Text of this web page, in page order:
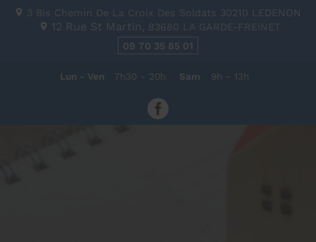
3 Bis Chemin De La Croix Des Soldats 30210 LEDENON
12 Rue St Martin, 83680
LA GARDE-FREINET
09 70 35 85 01
Lun - Ven 7h30 - 20h Sam 9h - 13h